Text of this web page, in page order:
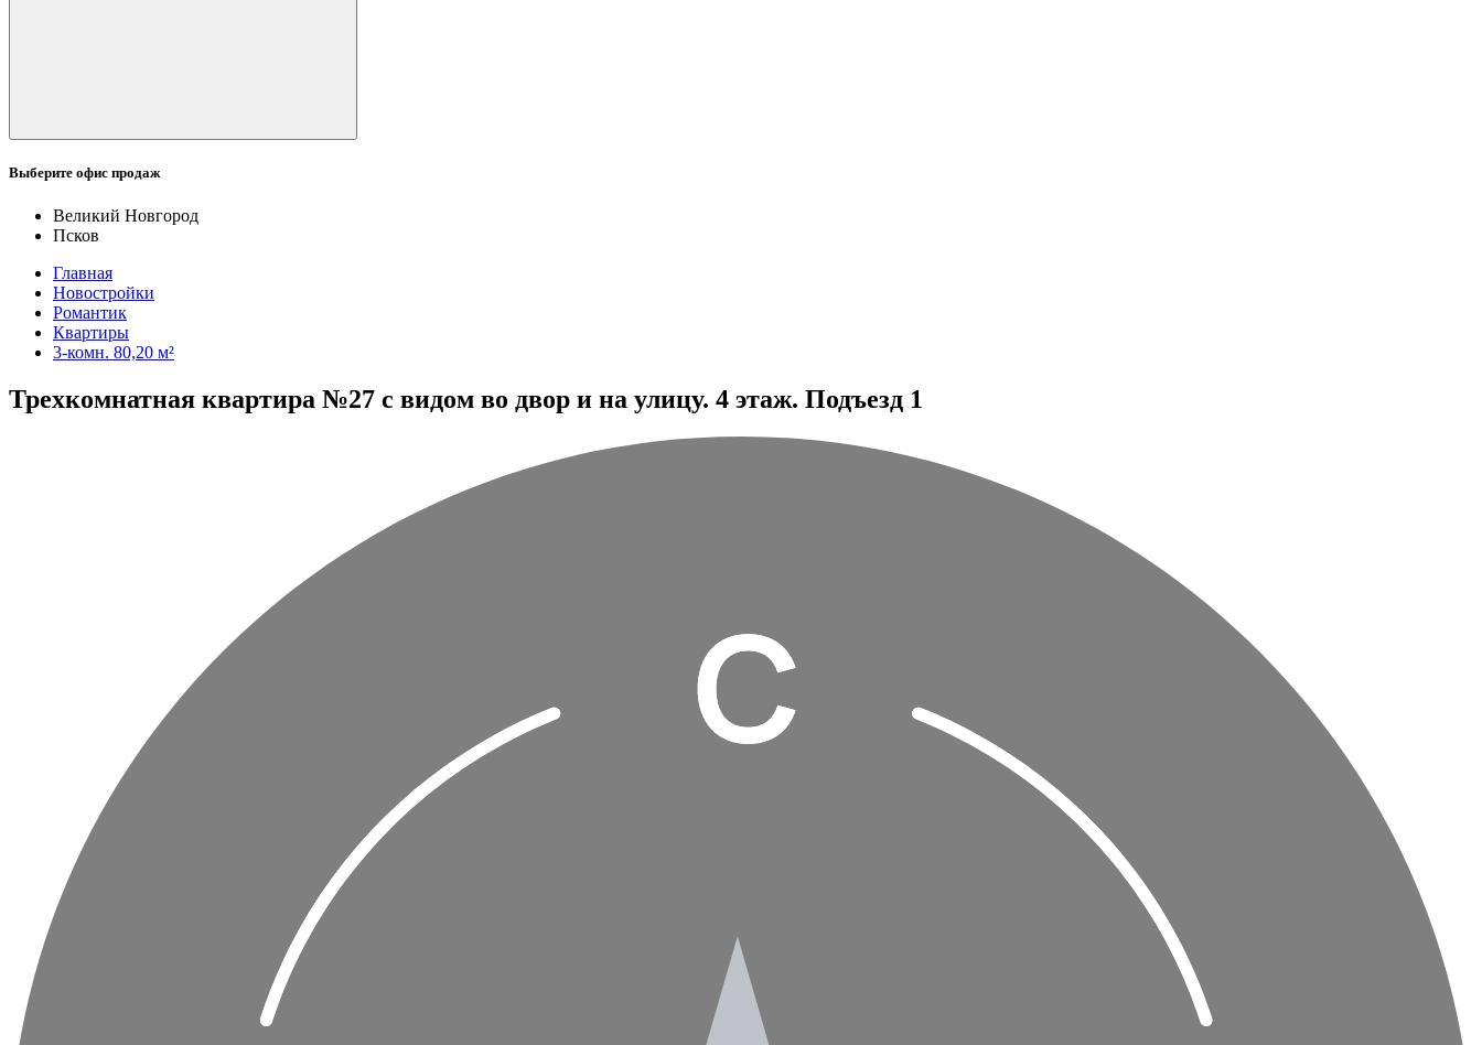
Выберите офис продаж
Великий Новгород
Псков
Главная
Новостройки
Романтик
Квартиры
3-комн. 80,20 м²
Трехкомнатная квартира №27 с видом во двор и на улицу. 4 этаж. Подъезд 1